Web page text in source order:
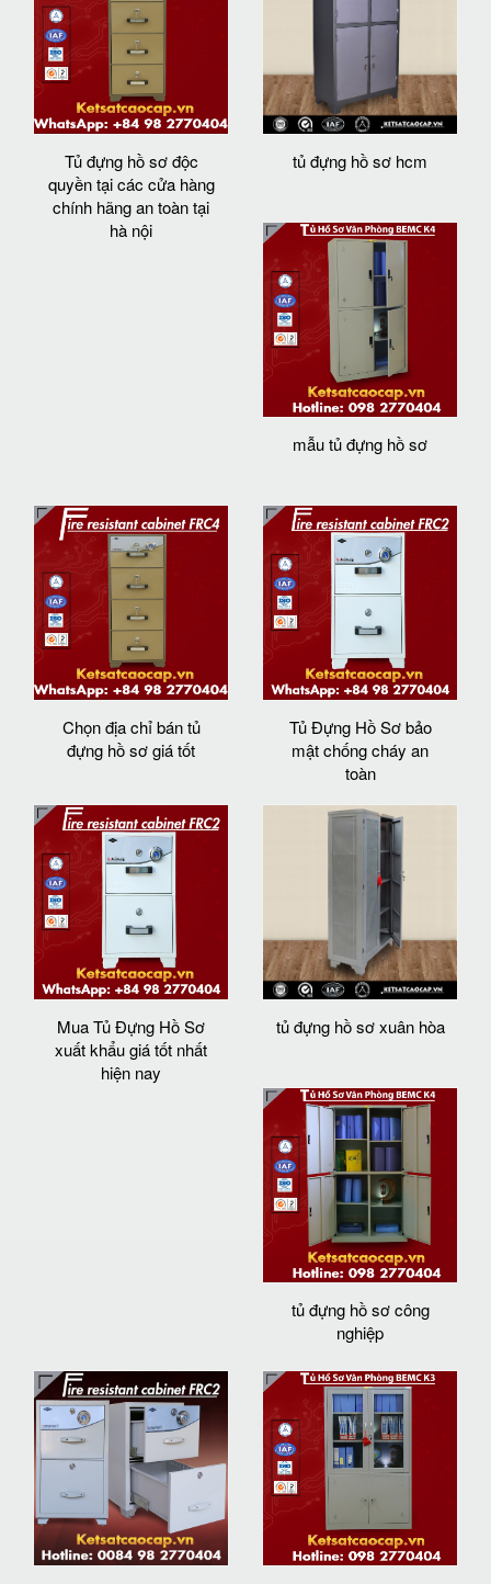
Tủ đựng hồ sơ độc
quyền tại các cửa hàng
chính hãng an toàn tại
hà nội
tủ đựng hồ sơ hcm
mẫu tủ đựng hồ sơ
Chọn địa chỉ bán tủ
đựng hồ sơ giá tốt
Tủ Đựng Hồ Sơ bảo
mật chống cháy an
toàn
Mua Tủ Đựng Hồ Sơ
xuất khẩu giá tốt nhất
hiện nay
tủ đựng hồ sơ xuân hòa
tủ đựng hồ sơ công
nghiệp